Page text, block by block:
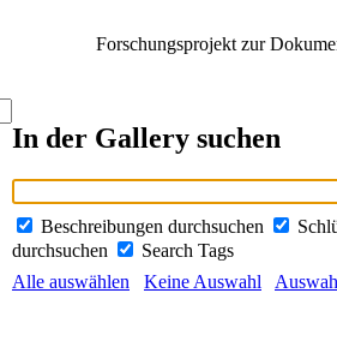
Forschungsprojekt zur
In der Gallery suchen
Beschreibungen durchsuchen
durchsuchen
Search Tags
Alle auswählen
Keine Auswahl